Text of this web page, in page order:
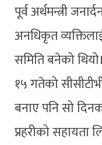
पूर्व अर्थमन्त्री
अनधिकृत
समिति बनेको
१५ गतेको
बनाए पनि सो
प्रहरीको सहायता